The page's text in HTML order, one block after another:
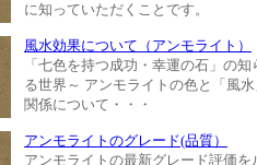
に知っていただくことです。
風水効果について（アンモライト）
「七色を持つ成功・幸運の石」の知
る世界～ アンモライトの色と「風
関係について・・・
アンモライトのグレード(品質）
アンモライトの最新グレード評価を